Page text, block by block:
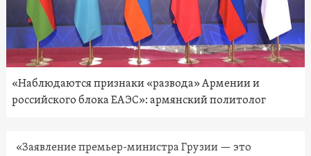
«Наблюдаются признаки «развода» Армении и
российского блока ЕАЭС»: армянский политолог
«Заявление премьер-министра Грузии — это